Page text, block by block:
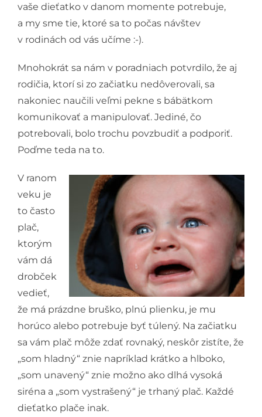
vaše dieťatko v danom momente potrebuje,
a my sme tie, ktoré sa to počas návštev
v rodinách od vás učíme :-).
Mnohokrát sa nám v poradniach potvrdilo, že aj
rodičia, ktorí si zo začiatku nedôverovali, sa
nakoniec naučili veľmi pekne s bábätkom
komunikovať a manipulovať. Jediné, čo
potrebovali, bolo trochu povzbudiť a podporiť.
Poďme teda na to.
V ranom
veku je
to často
plač,
ktorým
vám dá
drobček
vedieť,
že má prázdne bruško, plnú plienku, je mu
horúco alebo potrebuje byť túlený. Na začiatku
sa vám plač môže zdať rovnaký, neskôr zistíte, že
„som hladný“ znie napríklad krátko a hlboko,
„som unavený“ znie možno ako dlhá vysoká
siréna a „som vystrašený“ je trhaný plač. Každé
dieťatko plače inak.